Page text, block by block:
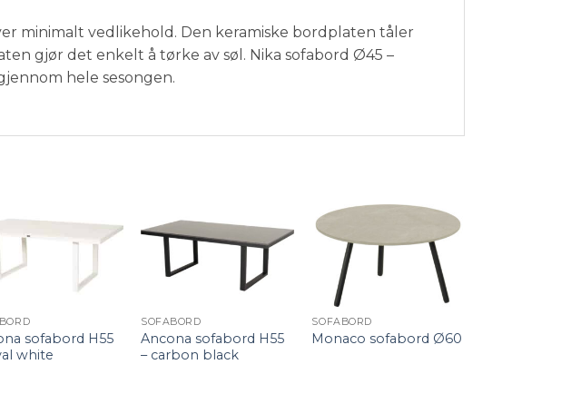
minimalt vedlikehold. Den keramiske bordplaten tåler
gjør det enkelt å tørke av søl. Nika sofabord Ø45 –
hele sesongen.
sofabord H55
white
SOFABORD
Ancona sofabord H55
– carbon black
+
SOFABORD
Monaco sofabord Ø60